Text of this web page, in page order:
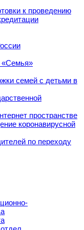
к проведению
семей с детьми в
пространстве
коронавирусной
по переходу